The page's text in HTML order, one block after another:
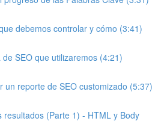
debemos controlar y cómo (3:41)
SEO que utilizaremos (4:21)
un reporte de SEO customizado (5:37)
resultados (Parte 1) - HTML y Body